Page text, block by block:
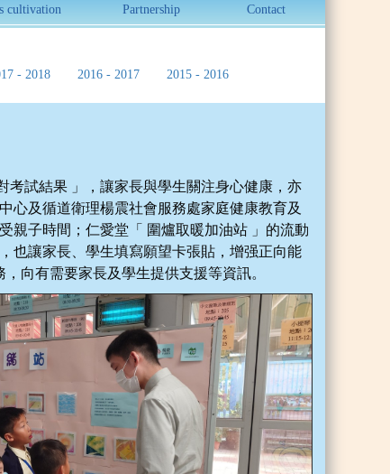
cultivation
Partnership
Contact
- 2018 2016 - 2017 2015 - 2016
考試結果 」，讓家長與學生關注身心健康，亦
心及循道衛理楊震社會服務處家庭健康教育及
親子時間；仁愛堂「 圍爐取暖加油站 」的流動
也讓家長、學生填寫願望卡張貼，增强正向能
向有需要家長及學生提供支援等資訊。